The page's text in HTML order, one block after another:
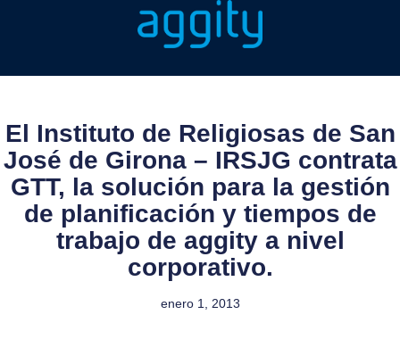
El Instituto de Religiosas de San
José de Girona – IRSJG contrata
GTT, la solución para la gestión
de planificación y tiempos de
trabajo de aggity a nivel
corporativo.
enero 1, 2013